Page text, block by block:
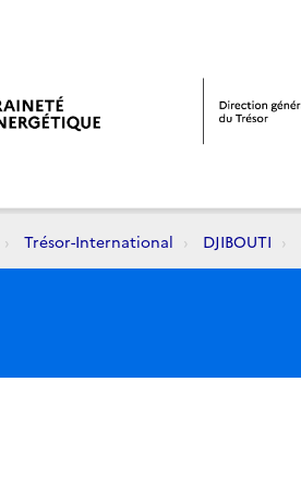
Trésor-International DJIBOUTI